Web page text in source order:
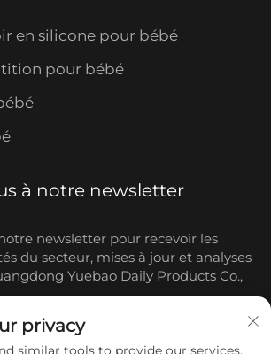
en silicone pour bébé
pour bébé
à notre newsletter
newsletter pour recevoir les
du secteur, mises à jour et analyses
Yuebao Daily Products Co.,
S'abonner
privacy
similar tools to provide our services.